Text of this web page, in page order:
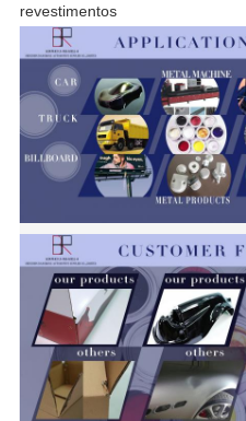
revestimentos